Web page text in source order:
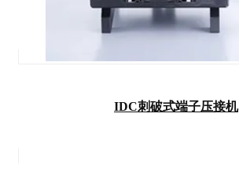
IDC刺破式端子压接机